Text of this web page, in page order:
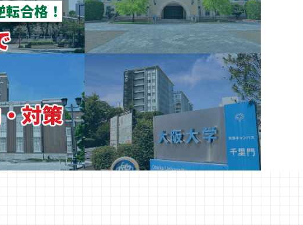
合格！
対策